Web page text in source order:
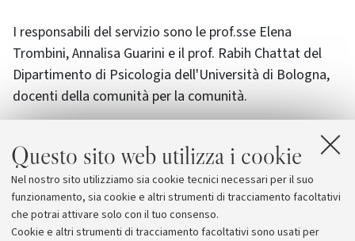
Questo sito web utilizza i cookie
Nel nostro sito utilizziamo sia cookie tecnici necessari per il suo
funzionamento, sia cookie e altri strumenti di tracciamento facoltativi
che potrai attivare solo con il tuo consenso.
Cookie e altri strumenti di tracciamento facoltativi sono usati per
I responsabili del servizio sono le prof.sse Elena
Trombini, Annalisa Guarini e il prof. Rabih Chattat del
Dipartimento di Psicologia dell'Università di Bologna,
docenti della comunità per la comunità.
Gli incontri sono gratuiti, vengono svolti sia in presenza
che a distanza e possono essere richiesti secondo le
indicazioni fornite nellapagina del Portale.